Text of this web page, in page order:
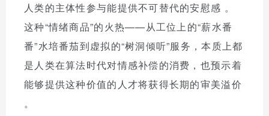
人类的主体性参与能提供不可替代的安慰感 。
这种“情绪商品”的火热——从工位上的“薪水番
番”水培番茄到虚拟的“树洞倾听”服务，本质上都
是人类在算法时代对情感补偿的消费，也预示着
能够提供这种价值的人才将获得长期的审美溢价
。